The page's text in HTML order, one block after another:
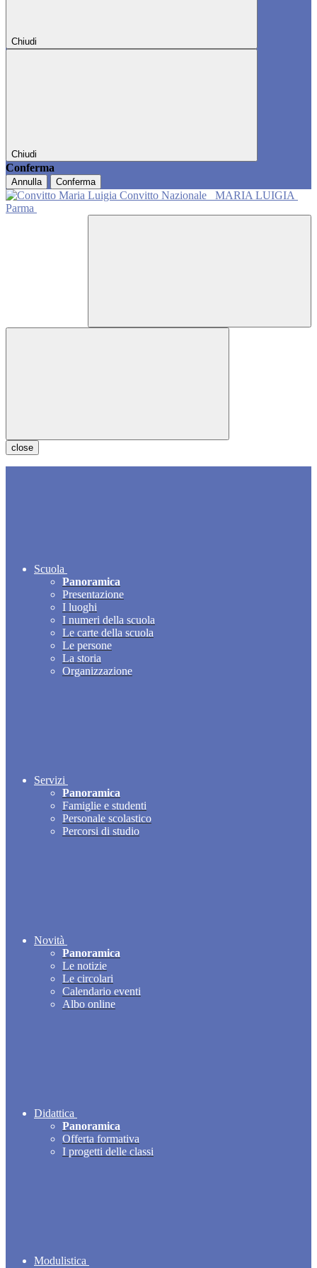
Chiudi
Chiudi
Conferma
Annulla Conferma
Convitto Nazionale
MARIA LUIGIA
Parma
close
Scuola
Panoramica
Presentazione
I luoghi
I numeri della scuola
Le carte della scuola
Le persone
La storia
Organizzazione
Servizi
Panoramica
Famiglie e studenti
Personale scolastico
Percorsi di studio
Novità
Panoramica
Le notizie
Le circolari
Calendario eventi
Albo online
Didattica
Panoramica
Offerta formativa
I progetti delle classi
Modulistica